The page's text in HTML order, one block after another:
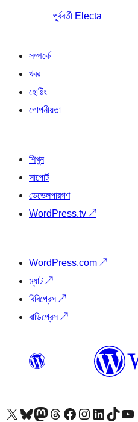
পূর্ববর্তী Electa
সম্পর্কে
খবর
হোষ্টিং
গোপনীয়তা
শিখুন
সাপোর্ট
ডেভেলপারগণ
WordPress.tv ↗
WordPress.com ↗
ম্যাট↗
বিবিপ্রেস↗
বাডিপ্রেস↗
আমাদের X (আগের টুইটার) অ্যাকাউন্টে যানআমাদের Bluesky অ্যাকাউন্টটি দেখুনআমাদের মাস্টোডন অ্যাকাউন্টটি দেখুনআমাদের থ্রেডস অ্যাকাউন্টটি দেখুনআমাদের ফেসবুক পেজ দেখুনআমাদের ইন্সটাগ্রাম অ্যাকাউন্ট দেখুনআমাদের লিঙ্কডইন অ্যাকাউন্টে যানআমাদের TikTok অ্যাকাউন্টটি দেখুনআমাদের ইউটিউব চ্যানেলে যান